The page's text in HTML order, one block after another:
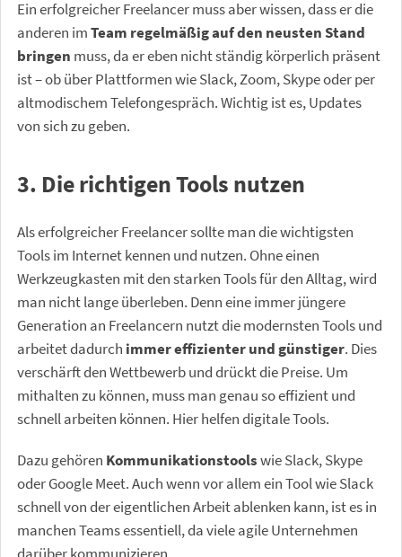
Ein erfolgreicher Freelancer muss aber wissen, dass er die
anderen imTeam regelmäßig auf den neusten Stand
bringen muss, da er eben nicht ständig körperlich präsent
ist – ob über Plattformen wie Slack, Zoom, Skype oder per
altmodischem Telefongespräch. Wichtig ist es, Updates
von sich zu geben.
3. Die richtigen Tools nutzen
Als erfolgreicher Freelancer sollte man die wichtigsten
Tools im Internet kennen und nutzen. Ohne einen
Werkzeugkasten mit den starken Tools für den Alltag, wird
man nicht lange überleben. Denn eine immer jüngere
Generation an Freelancern nutzt die modernsten Tools und
arbeitet dadurch immer effizienter und günstiger. Dies
verschärft den Wettbewerb und drückt die Preise. Um
mithalten zu können, muss man genau so effizient und
schnell arbeiten können. Hier helfen digitale Tools.
Dazu gehören Kommunikationstoolswie Slack, Skype
oder Google Meet. Auch wenn vor allem ein Tool wie Slack
schnell von der eigentlichen Arbeit ablenken kann, ist es in
manchen Teams essentiell, da viele agile Unternehmen